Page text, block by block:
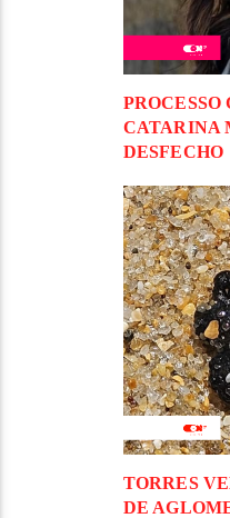
PROCESSO
CATARINA
DESFECHO
TORRES
DE